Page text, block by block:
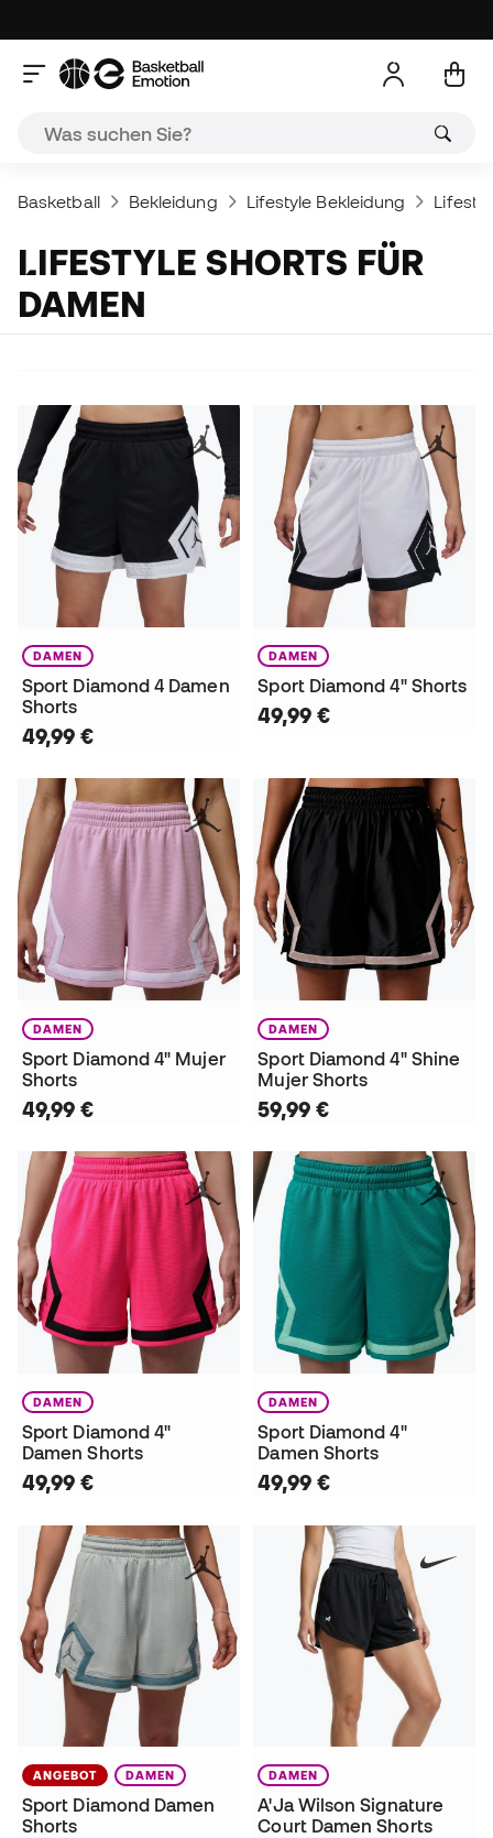
Basketball Bekleidung Lifestyle Bekleidung
LIFESTYLE SHORTS FÜR
DAMEN
DAMEN
Sport Diamond 4 Damen
Shorts
49,99 €
DAMEN
Sport Diamond 4" Shorts
49,99 €
DAMEN
Sport Diamond 4" Mujer
Shorts
49,99 €
DAMEN
Sport Diamond 4" Shine
Mujer Shorts
59,99 €
DAMEN
Sport Diamond 4"
Damen Shorts
49,99 €
DAMEN
Sport Diamond 4"
Damen Shorts
49,99 €
ANGEBOT DAMEN
Sport Diamond Damen
Shorts
DAMEN
A'Ja Wilson Signature
Court Damen Shorts